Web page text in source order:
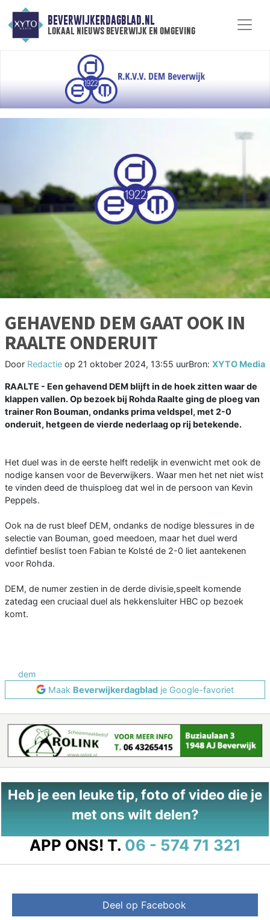
BEVERWIJKERDAGBLAD.NL
lokaal nieuws beverwijk en omgeving
GEHAVEND DEM GAAT OOK IN
RAALTE ONDERUIT
Door Redactie op 21 oktober 2024, 13:55 uurBron: XYTO Media
RAALTE - Een gehavend DEM blijft in de hoek zitten waar de
klappen vallen. Op bezoek bij Rohda Raalte ging de ploeg van
trainer Ron Bouman, ondanks prima veldspel, met 2-0
onderuit, hetgeen de vierde nederlaag op rij betekende.
Het duel was in de eerste helft redelijk in evenwicht met ook de
nodige kansen voor de Beverwijkers. Waar men het net niet wist
te vinden deed de thuisploeg dat wel in de persoon van Kevin
Peppels.
Ook na de rust bleef DEM, ondanks de nodige blessures in de
selectie van Bouman, goed meedoen, maar het duel werd
defintief beslist toen Fabian te Kolsté de 2-0 liet aantekenen
voor Rohda.
DEM, de numer zestien in de derde divisie,speelt komende
zatedag een cruciaal duel als hekkensluiter HBC op bezoek
komt.
dem
Maak Beverwijkerdagblad je Google-favoriet
Heb je een leuke tip, foto of video die je
met ons wilt delen?
APP ONS! T. 06 - 574 71 321
Deel op Facebook